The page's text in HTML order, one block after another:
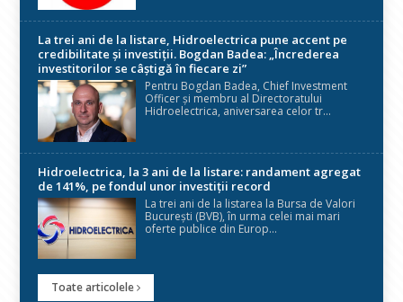
La trei ani de la listare, Hidroelectrica pune accent pe
credibilitate și investiții. Bogdan Badea: „Încrederea
investitorilor se câștigă în fiecare zi”
Pentru Bogdan Badea, Chief Investment
Officer și membru al Directoratului
Hidroelectrica, aniversarea celor tr...
Hidroelectrica, la 3 ani de la listare: randament agregat
de 141%, pe fondul unor investiții record
La trei ani de la listarea la Bursa de Valori
București (BVB), în urma celei mai mari
oferte publice din Europ...
Toate articolele